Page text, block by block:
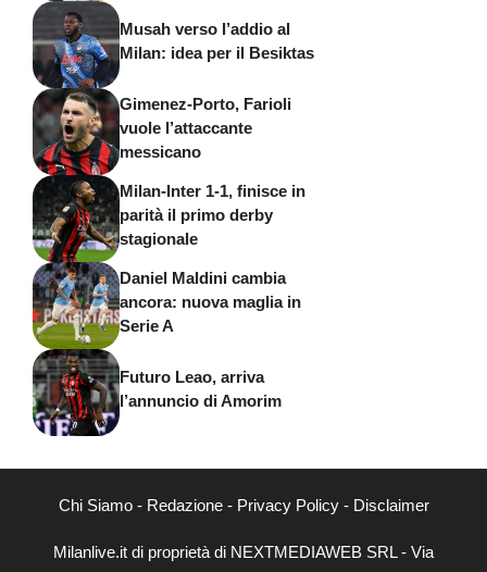
Musah verso l’addio al
Milan: idea per il Besiktas
Gimenez-Porto, Farioli
vuole l’attaccante
messicano
Milan-Inter 1-1, finisce in
parità il primo derby
stagionale
Daniel Maldini cambia
ancora: nuova maglia in
Serie A
Futuro Leao, arriva
l’annuncio di Amorim
Chi Siamo- Redazione- Privacy Policy- Disclaimer
Milanlive.it di proprietà di NEXTMEDIAWEB SRL - Via